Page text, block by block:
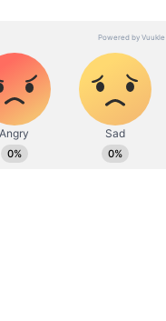
का अनुभव। 19 फरवरी 2024
इन्होंने डबल MA LLB भी किया
है। हिंदी दैनिक आज, डेली न्यूज
में भी सूर्या सेवाएं दे चुके हैं।